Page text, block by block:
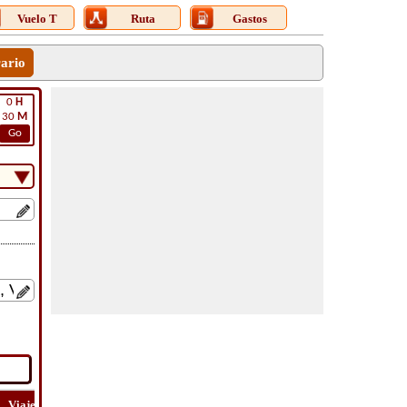
Vuelo T Ruta Gastos
0 H
30 M
Go